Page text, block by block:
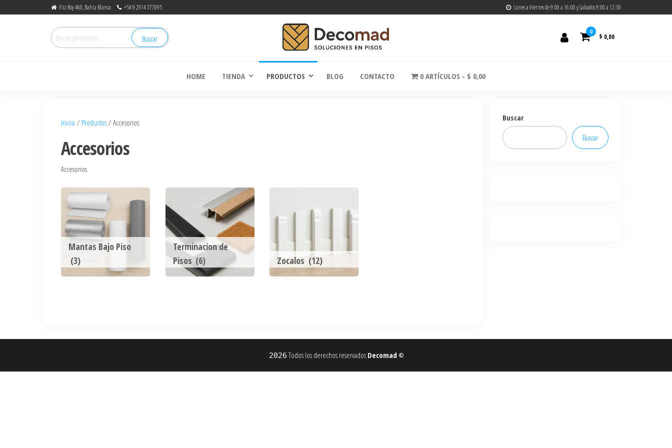
Fitz Roy 460, Bahia Blanca +54 9 2914 377095 Lunes a Viernes de 9:00 a 16:00 y Sabados 9:00 a 12:30
Buscar
0
$ 0,00
HOME TIENDA PRODUCTOS BLOG CONTACTO 0 ARTÍCULOS $ 0,00
Inicio / Productos / Accesorios
Accesorios
Accesorios
Mantas Bajo Piso
(3)
Terminacion de
Pisos(6) Zocalos (12)
Buscar
Buscar
2026 Todos los derechos reservados Decomad ©